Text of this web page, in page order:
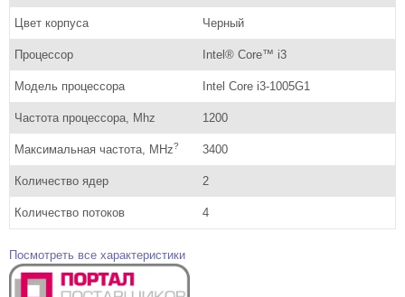
Цвет корпуса Черный
Процессор Intel® Core™ i3
Модель процессора Intel Core i3-1005G1
Частота процессора, Mhz 1200
Максимальная частота, MHz? 3400
Количество ядер 2
Количество потоков 4
Посмотреть все характеристики